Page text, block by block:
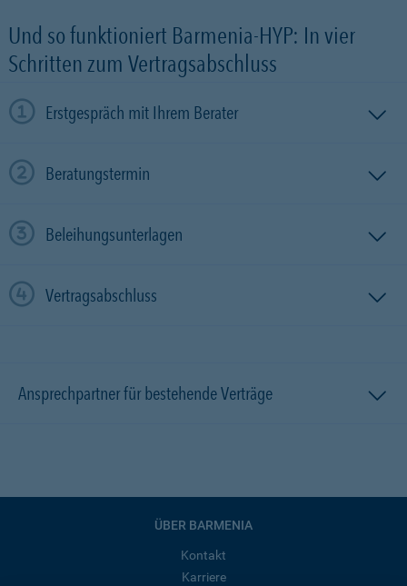
Und so funktioniert Barmenia-HYP: In vier
Schritten zum Vertragsabschluss
Erstgespräch mit Ihrem Berater
Beratungstermin
Beleihungsunterlagen
Vertragsabschluss
Ansprechpartner für bestehende Verträge
ÜBER BARMENIA
Kontakt
Karriere